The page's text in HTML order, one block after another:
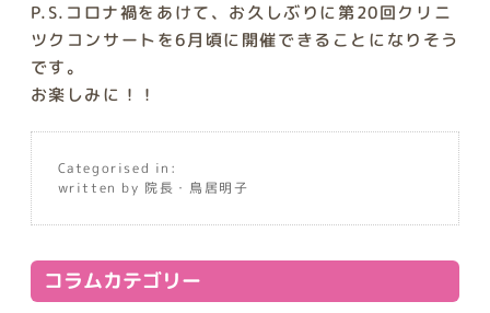
P.S.コロナ禍をあけて、お久しぶりに第20回クリニ
ツクコンサートを6月頃に開催できることになりそう
です。
お楽しみに！！
Categorised in:
written by 院長・鳥居明子
コラムカテゴリー